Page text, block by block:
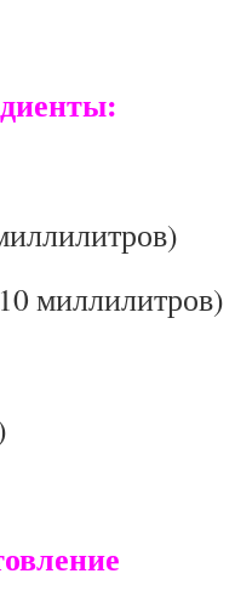
миллилитров)